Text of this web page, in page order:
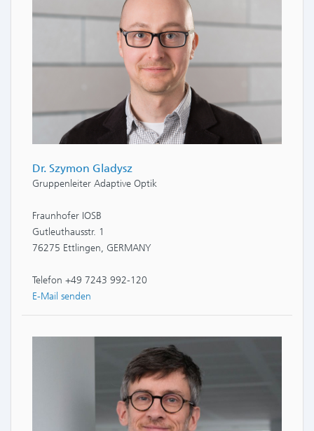
Dr. Szymon Gladysz
Gruppenleiter Adaptive Optik
Fraunhofer IOSB
Gutleuthausstr. 1
76275 Ettlingen, GERMANY
Telefon +49 7243 992-120
E-Mail senden